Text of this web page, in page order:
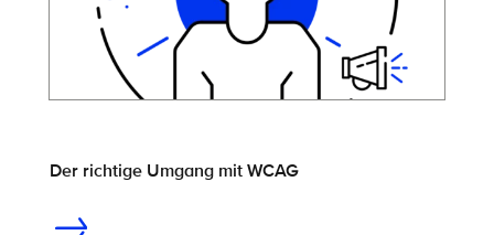
Der richtige Umgang mit WCAG